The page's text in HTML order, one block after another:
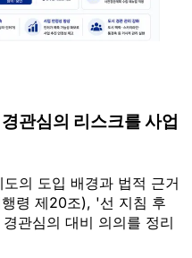
관심의 리스크를 사업
의 도입 배경과 법적 근거
령 제20조), '선 지침 후
관심의 대비 의의를 정리